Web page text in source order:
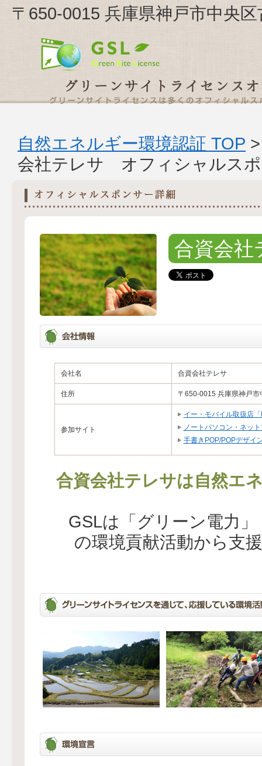
〒650-0015 兵庫県神戸市中央
自然エネルギー環境認証 TOP
会社テレサ オフィシャルス
合資会社
会社名 合資会社テレサ
住所 〒650-0015 兵庫県神戸
参加サイト
イー・モバイル取扱店
ノートパソコン・ネッ
手書きPOP/POPデザイ
合資会社テレサは自然エ
GSLは「グリーン電力
の環境貢献活動から支